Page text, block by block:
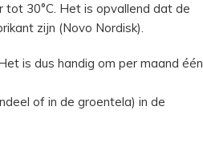
30°C. Het is opvallend dat de
zijn (Novo Nordisk).
is dus handig om per maand één
of in de groentela) in de